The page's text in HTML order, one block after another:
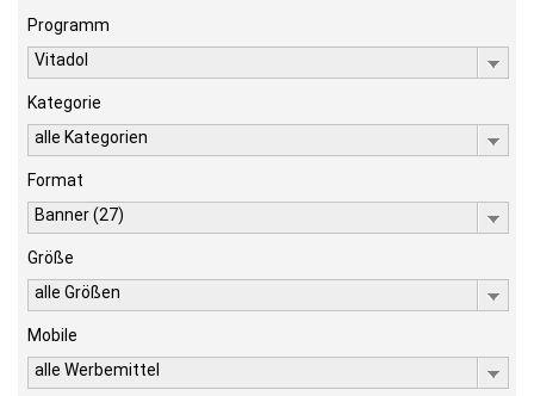
Programm
Vitadol
Kategorie
alle Kategorien
Format
Banner (27)
Größe
alle Größen
Mobile
alle Werbemittel